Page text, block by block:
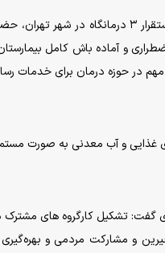
وی تهیه و تجهیز کوله‌های امدادی برای ۴۵۰ نفر در سه
اضطراری و آماده باش کامل
در حوزه درمان برای خدمات
و آب معدنی به صورت
گفت: تشکیل کارگروه های
و مشارکت مردمی و